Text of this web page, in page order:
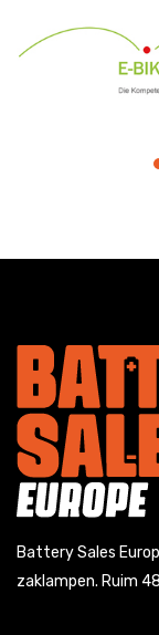
Battery Sales
zaklampen. Ruim